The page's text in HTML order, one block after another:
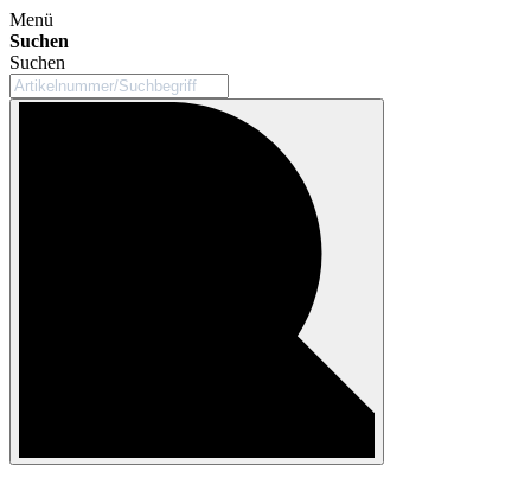
Menü
Suchen
Suchen